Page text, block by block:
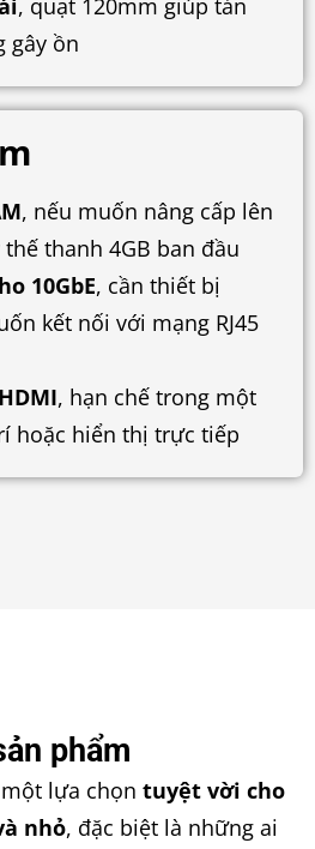
, quạt 120mm giúp tản
gây ồn
, nếu muốn nâng cấp lên
thanh 4GB ban đầu
10GbE, cần thiết bị
kết nối với mạng RJ45
, hạn chế trong một
hoặc hiển thị trực tiếp
phẩm
lựa chọn tuyệt vời cho
nhỏ, đặc biệt là những ai